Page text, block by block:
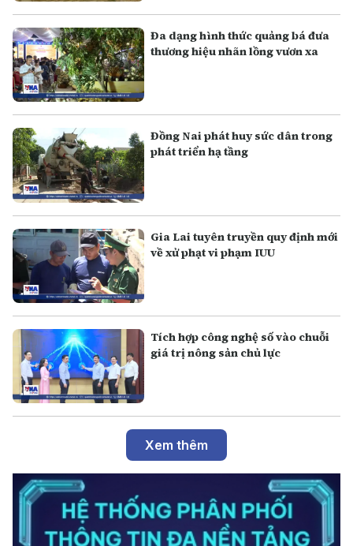
Đa dạng hình thức quảng bá đưa
thương hiệu nhãn lồng vươn xa
Đồng Nai phát huy sức dân trong
phát triển hạ tầng
Gia Lai tuyên truyền quy định mới
về xử phạt vi phạm IUU
Tích hợp công nghệ số vào chuỗi
giá trị nông sản chủ lực
Xem thêm